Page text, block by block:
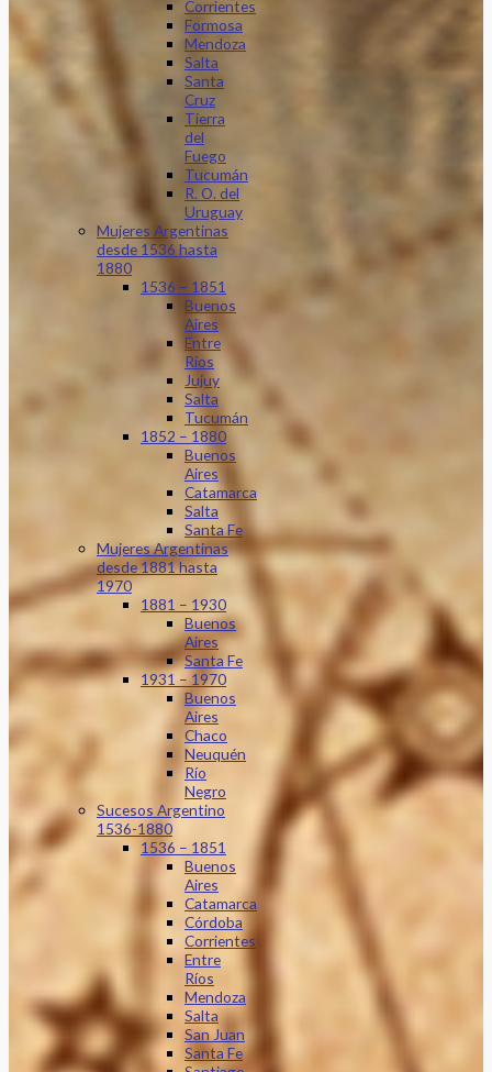
Corrientes
Formosa
Mendoza
Salta
Santa
Cruz
Tierra
del
Fuego
Tucumán
R. O. del
Uruguay
Mujeres Argentinas
desde 1536 hasta
1880
1536 – 1851
Buenos
Aires
Entre
Ríos
Jujuy
Salta
Tucumán
1852 – 1880
Buenos
Aires
Catamarca
Salta
Santa Fe
Mujeres Argentinas
desde 1881 hasta
1970
1881 – 1930
Buenos
Aires
Santa Fe
1931 – 1970
Buenos
Aires
Chaco
Neuquén
Río
Negro
Sucesos Argentino
1536-1880
1536 – 1851
Buenos
Aires
Catamarca
Córdoba
Corrientes
Entre
Ríos
Mendoza
Salta
San Juan
Santa Fe